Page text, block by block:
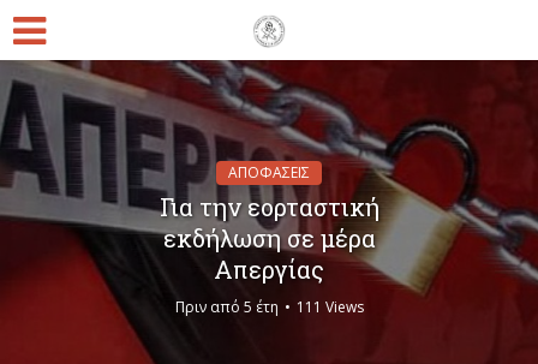
ΑΠΟΦΑΣΕΙΣ
Για την εορταστική
εκδήλωση σε μέρα
Απεργίας
Πριν από 5 έτη 111 Views